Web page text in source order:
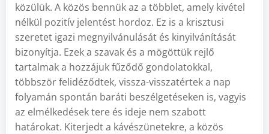
közülük. A közös bennük az a többlet, amely kivétel
nélkül pozitív jelentést hordoz. Ez is a krisztusi
szeretet igazi megnyilvánulását és kinyilvánítását
bizonyítja. Ezek a szavak és a mögöttük rejlő
tartalmak a hozzájuk fűződő gondolatokkal,
többször felidéződtek, vissza-visszatértek a nap
folyamán spontán baráti beszélgetéseken is, vagyis
az elmélkedések tere és ideje nem szabott
határokat. Kiterjedt a kávészünetekre, a közös